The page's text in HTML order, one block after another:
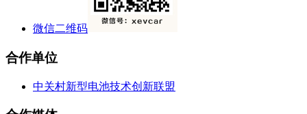
微信二维码
合作单位
中关村新型电池技术创新联盟